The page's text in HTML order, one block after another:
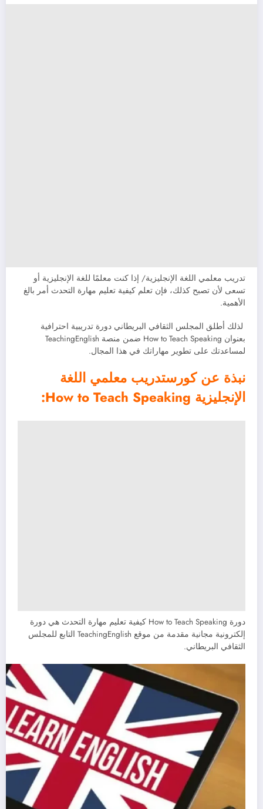
تدريب معلمي اللغة الإنجليزية/ إذا كنت معلمًا للغة الإنجليزية أو
تسعى لأن تصبح كذلك، فإن تعلم كيفية تعليم مهارة التحدث أمر بالغ
الأهمية.
لذلك أطلق المجلس الثقافي البريطاني دورة تدريبية احترافية
بعنوان How to Teach Speaking ضمن منصة TeachingEnglish
لمساعدتك على تطوير مهاراتك في هذا المجال.
نبذة عن كورستدريب معلمي اللغة
الإنجليزية How to Teach Speaking:
دورة How to Teach Speaking كيفية تعليم مهارة التحدث هي دورة
إلكترونية مجانية مقدمة من موقع TeachingEnglish التابع للمجلس
الثقافي البريطاني.